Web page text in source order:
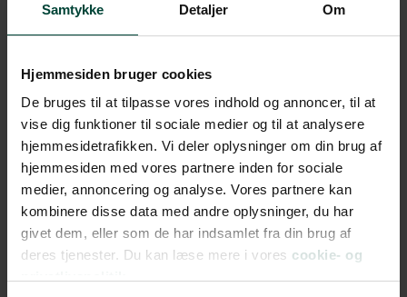
Samtykke Detaljer Om
Hjemmesiden bruger cookies
De bruges til at tilpasse vores indhold og annoncer, til at
vise dig funktioner til sociale medier og til at analysere
hjemmesidetrafikken. Vi deler oplysninger om din brug af
hjemmesiden med vores partnere inden for sociale
medier, annoncering og analyse. Vores partnere kan
kombinere disse data med andre oplysninger, du har
givet dem, eller som de har indsamlet fra din brug af
deres tjenester. Du kan læse mere i vores cookie- og
Hotel
18 overnatninger på hoteller anbefalet af
Risskov Rejser
Bil
17 dages billeje fra Vancouver til Vancouver
(AVIS GRP E - FCAR)
Kasko- og ansvarsforsikring
Fri kilometer
1 ekstra fører